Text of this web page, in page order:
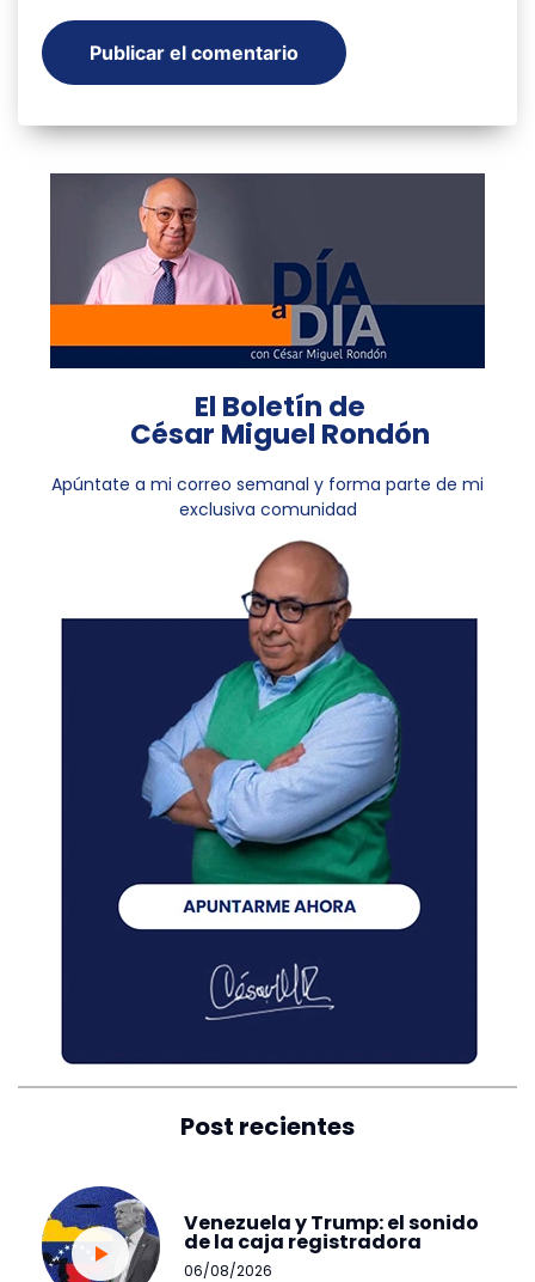
El Boletín de
César Miguel Rondón
Apúntate a mi correo semanal y forma parte de mi
exclusiva comunidad
Post recientes
Venezuela y Trump: el sonido
de la caja registradora
06/08/2026